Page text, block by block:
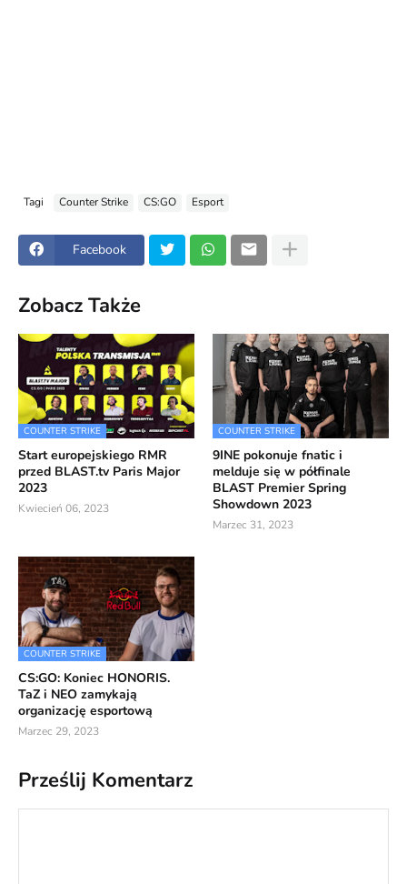
Tagi Counter Strike CS:GO Esport
Facebook
Zobacz Także
COUNTER STRIKE
Start europejskiego RMR
przed BLAST.tv Paris Major
2023
Kwiecień 06, 2023
COUNTER STRIKE
9INE pokonuje fnatic i
melduje się w półfinale
BLAST Premier Spring
Showdown 2023
Marzec 31, 2023
COUNTER STRIKE
CS:GO: Koniec HONORIS.
TaZ i NEO zamykają
organizację esportową
Marzec 29, 2023
Prześlij Komentarz